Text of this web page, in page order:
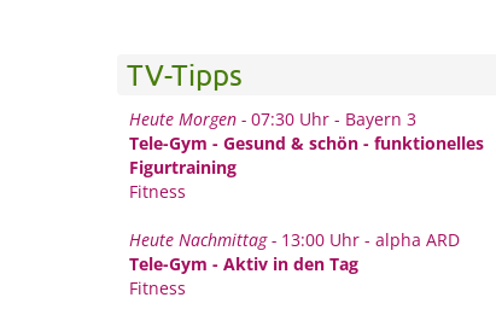
TV-Tipps
Heute Morgen - 07:30 Uhr - Bayern 3
Tele-Gym - Gesund & schön - funktionelles
Figurtraining
Fitness
Heute Nachmittag - 13:00 Uhr - alpha ARD
Tele-Gym - Aktiv in den Tag
Fitness